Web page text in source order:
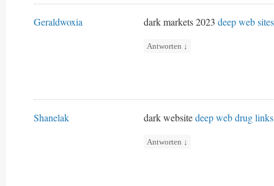
Geraldwoxia dark markets 2023 deep web sites
Antworten ↓
Shanelak dark websitedeep web drug links
Antworten ↓